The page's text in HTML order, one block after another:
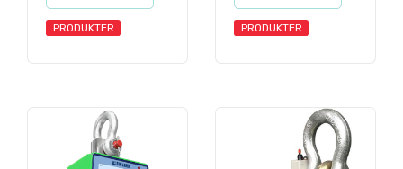
PRODUKTER PRODUKTER